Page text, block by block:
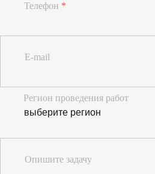
Телефон *
E-mail
Регион проведения работ
Опишите задачу